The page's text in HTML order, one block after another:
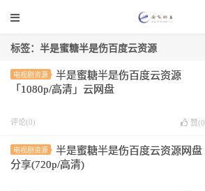
标签：半是蜜糖半是伤百度云资源
电视剧资源
半是蜜糖半是伤百度云资源
「1080p/高清」云网盘
评论(0) 赞(0
电视剧资源
半是蜜糖半是伤百度云资源网盘
分享(720p/高清)